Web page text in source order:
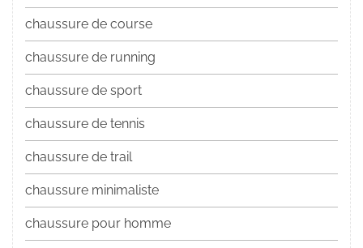
chaussure de course
chaussure de running
chaussure de sport
chaussure de tennis
chaussure de trail
chaussure minimaliste
chaussure pour homme